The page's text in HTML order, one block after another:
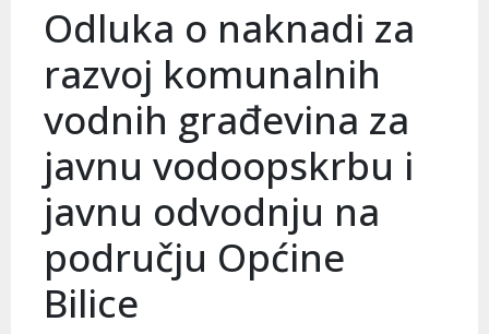
Odluka o naknadi za
razvoj komunalnih
vodnih građevina za
javnu vodoopskrbu i
javnu odvodnju na
području Općine
Bilice